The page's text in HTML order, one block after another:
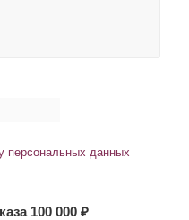
персональных данных
100 000 ₽